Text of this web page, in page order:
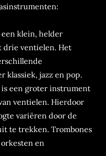
klein, helder
ventielen. Het
klassiek, jazz en pop.
een groter instrument
ventielen. Hierdoor
variëren door de
te trekken. Trombones
en